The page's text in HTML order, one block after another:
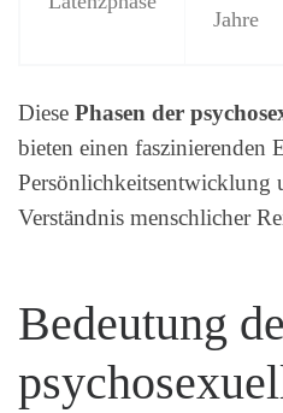
Jahre
Diese Phasen der
bieten einen
Persönlichkeitsentwicklung
Verständnis menschlicher
Bedeutung